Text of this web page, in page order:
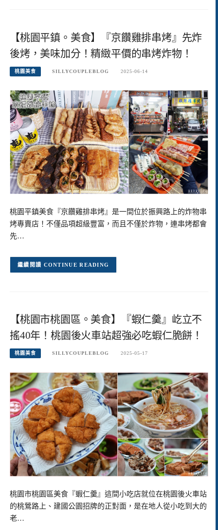
【桃園平鎮。美食】『京饡雞排串烤』先炸
後烤，美味加分！精緻平價的串烤炸物！
桃園美食 SILLYCOUPLEBLOG 2025-06-14
桃園平鎮美食『京饡雞排串烤』是一間位於振興路上的炸物串
烤專賣店！不僅品項超級豐富，而且不僅於炸物，連串烤都會
先…
CONTINUE READING
【桃園市桃園區。美食】『蝦仁羹』屹立不
搖40年！桃園後火車站超強必吃蝦仁脆餅！
桃園美食 SILLYCOUPLEBLOG 2025-05-17
桃園市桃園區美食『蝦仁羹』這間小吃店就位在桃園後火車站
的桃鶯路上、建國公園招牌的正對面，是在地人從小吃到大的
老…